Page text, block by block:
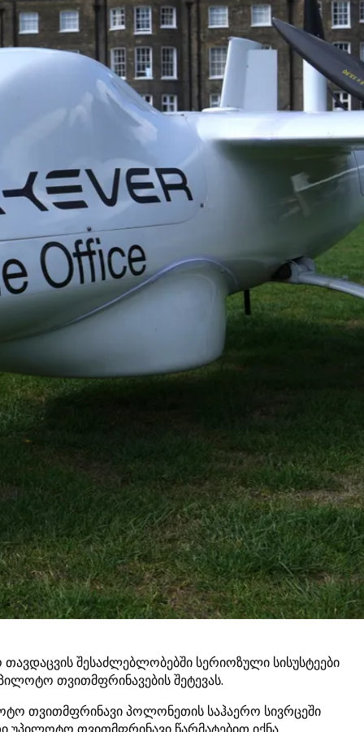
შესაძლებლობებში სერიოზული სისუსტეები
თვითმფრინავების შეტევას.
თვითმფრინავი პოლონეთის საჰაერო სივრცეში